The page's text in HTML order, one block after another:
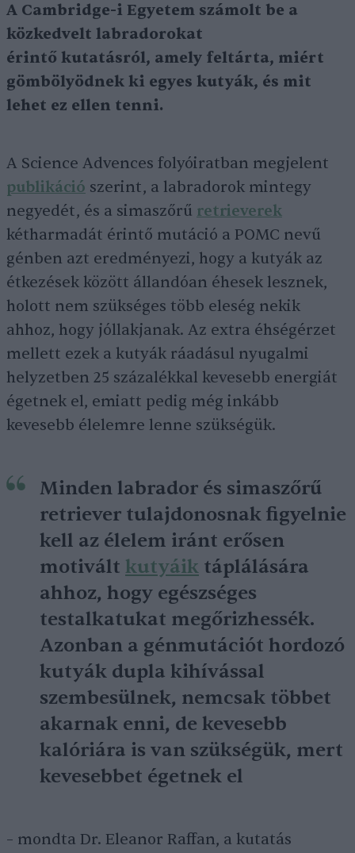
A Cambridge-i Egyetem számolt be a
közkedvelt labradorokat
érintő kutatásról, amely feltárta, miért
gömbölyödnek ki egyes kutyák, és mit
lehet ez ellen tenni.
A Science Advences folyóiratban megjelent
publikáció szerint, a labradorok mintegy
negyedét, és a simaszőrű retrieverek
kétharmadát érintő mutáció a POMC nevű
génben azt eredményezi, hogy a kutyák az
étkezések között állandóan éhesek lesznek,
holott nem szükséges több eleség nekik
ahhoz, hogy jóllakjanak. Az extra éhségérzet
mellett ezek a kutyák ráadásul nyugalmi
helyzetben 25 százalékkal kevesebb energiát
égetnek el, emiatt pedig még inkább
kevesebb élelemre lenne szükségük.
Minden labrador és simaszőrű
retriever tulajdonosnak figyelnie
kell az élelem iránt erősen
motivált kutyáik táplálására
ahhoz, hogy egészséges
testalkatukat megőrizhessék.
Azonban a génmutációt hordozó
kutyák dupla kihívással
szembesülnek, nemcsak többet
akarnak enni, de kevesebb
kalóriára is van szükségük, mert
kevesebbet égetnek el
– mondta Dr. Eleanor Raffan, a kutatás